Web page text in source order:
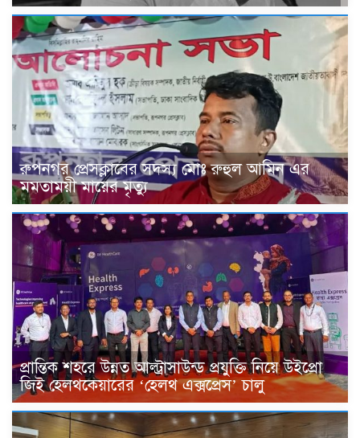
রুপনগর প্রেসক্লাবের সদস্য মোঃ রুহুল আমিন এর
মমতাময়ী মায়ের মৃত্যু
প্রান্তিক শহরে উন্নত আল্ট্রাসাউন্ড প্রযুক্তি নিয়ে উইপ্রো
জিই হেলথকেয়ারের ‘হেলথ এক্সপ্রেস’ চালু